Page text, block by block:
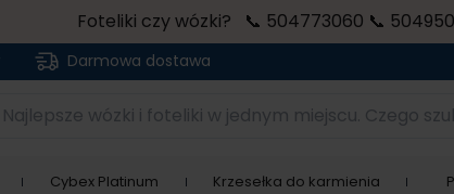
Foteliki czy wózki? 📞 504773060 📞
Darmowa dostawa
Najlepsze wózki i foteliki w jednym miejscu. Czego
Cybex Platinum Krzesełka do karmienia